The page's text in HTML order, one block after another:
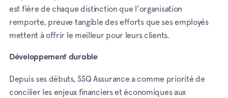
est fière de chaque distinction que l'organisation
remporte, preuve tangible des efforts que ses employés
mettent à offrir le meilleur pour leurs clients.
Développement durable
Depuis ses débuts, SSQ Assurance a comme priorité de
concilier les enjeux financiers et économiques aux